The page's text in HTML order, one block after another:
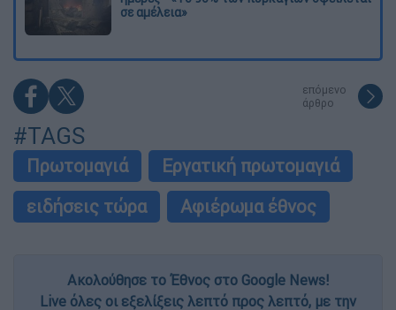
σε αμέλεια»
επόμενο
άρθρο
#TAGS
Πρωτομαγιά
Εργατική πρωτομαγιά
ειδήσεις τώρα
Αφιέρωμα έθνος
Ακολούθησε το Έθνος στο Google News!
Live όλες οι εξελίξεις λεπτό προς λεπτό, με την